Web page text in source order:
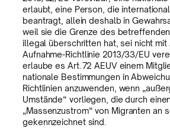
erlaubt, eine Person, die
beantragt, allein deshalb in
weil sie die Grenze des
illegal überschritten hat, sei nicht mit
Aufnahme-Richtlinie 2013/33/EU
erlaube es Art. 72 AEUV einem
nationale Bestimmungen in
Richtlinien anzuwenden, wenn
Umstände“ vorliegen, die durch einen
„Massenzustrom“ von Migranten an
gekennzeichnet sind.